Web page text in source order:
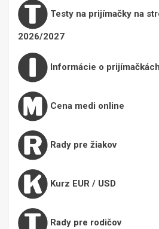
Testy na prijímačky na
2026/2027
Informácie o
Cena medi online
Rady pre žiakov
Kurz EUR / USD
Rady pre rodičov